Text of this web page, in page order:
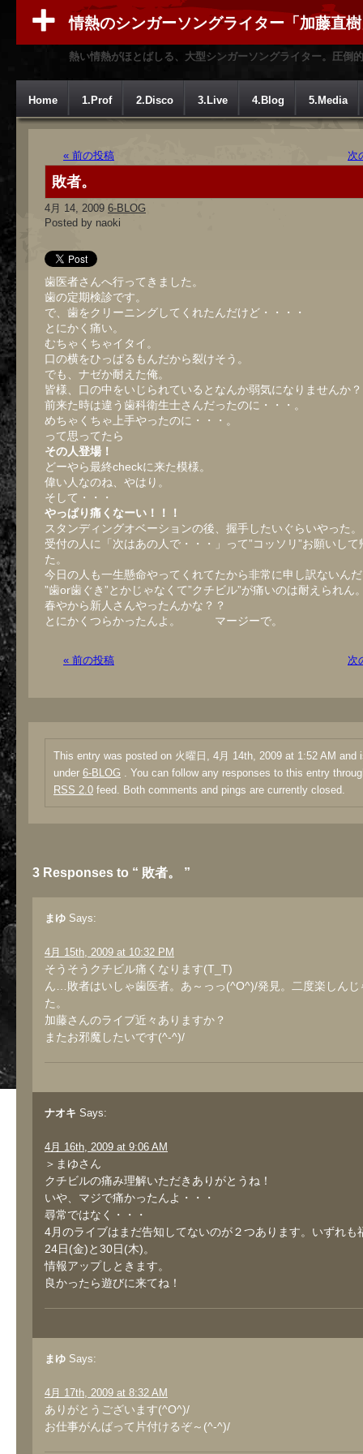
情熱のシンガーソングライター「加藤直
熱い情熱がほとばしる、大型シンガーソングライター。圧倒
Home 1.Prof 2.Disco 3.Live 4.Blog 5.Media
« 前の投稿 次
敗者。
4月 14, 2009 6-BLOG
Posted by naoki
歯医者さんへ行ってきました。
歯の定期検診です。
で、歯をクリーニングしてくれたんだけど・・・・
とにかく痛い。
むちゃくちゃイタイ。
口の横をひっぱるもんだから裂けそう。
でも、ナゼか耐えた俺。
皆様、口の中をいじられているとなんか弱気になりませんか？
前来た時は違う歯科衛生士さんだったのに・・・。
めちゃくちゃ上手やったのに・・・。
って思ってたら
その人登場！
どーやら最終checkに来た模様。
偉い人なのね、やはり。
そして・・・
やっぱり痛くなーい！！！
スタンディングオベーションの後、握手したいぐらいやった。
受付の人に「次はあの人で・・・」って”コッソリ”お願いして
た。
今日の人も一生懸命やってくれてたから非常に申し訳ないん
”歯or歯ぐき”とかじゃなくて”クチビル”が痛いのは耐えられん
春やから新人さんやったんかな？？
とにかくつらかったんよ。 マージーで。
« 前の投稿 次
This entry was posted on 火曜日, 4月 14th, 2009 at 1:52 AM and
under 6-BLOG . You can follow any responses to this entry
RSS 2.0 feed. Both comments and pings are currently closed.
3 Responses to “ 敗者。 ”
まゆ Says:
4月 15th, 2009 at 10:32 PM
そうそうクチビル痛くなります(T_T)
ん…敗者はいしゃ歯医者。あ～っっ(^O^)/発見。二度楽しんじ
た。
加藤さんのライブ近々ありますか？
またお邪魔したいです(^-^)/
ナオキ Says:
4月 16th, 2009 at 9:06 AM
＞まゆさん
クチビルの痛み理解いただきありがとうね！
いや、マジで痛かったんよ・・・
尋常ではなく・・・
4月のライブはまだ告知してないのが２つあります。いずれも
24日(金)と30日(木)。
情報アップしときます。
良かったら遊びに来てね！
まゆ Says:
4月 17th, 2009 at 8:32 AM
ありがとうございます(^O^)/
お仕事がんばって片付けるぞ～(^-^)/